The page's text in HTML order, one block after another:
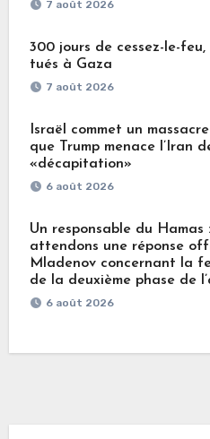
7 août 2026
300 jours de cessez-le-
tués à Gaza
7 août 2026
Israël commet un
que Trump menace l’Iran
«décapitation»
6 août 2026
Un responsable du Hamas
attendons une réponse
Mladenov concernant la
de la deuxième phase de
6 août 2026